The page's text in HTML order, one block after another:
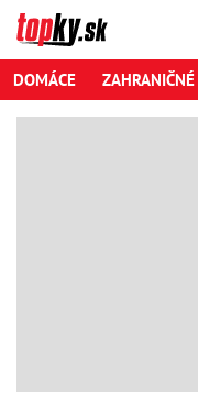
DOMÁCE ZAHRANIČNÉ